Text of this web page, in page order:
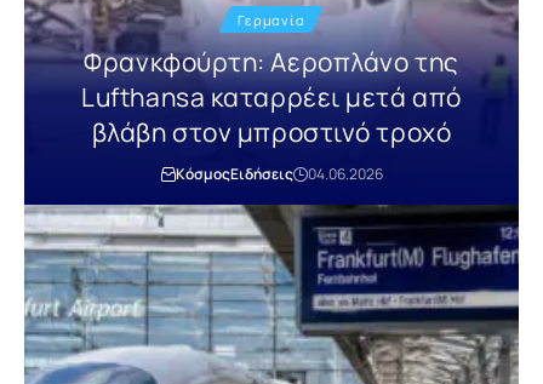
Γερμανία
Φρανκφούρτη: Αεροπλάνο της
Lufthansa καταρρέει μετά από
βλάβη στον μπροστινό τροχό
ΚόσμοςΕιδήσεις 04.06.2026